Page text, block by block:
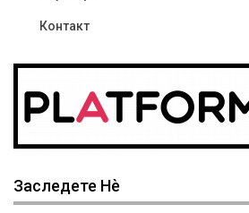
Контакт
Заследете Нѐ